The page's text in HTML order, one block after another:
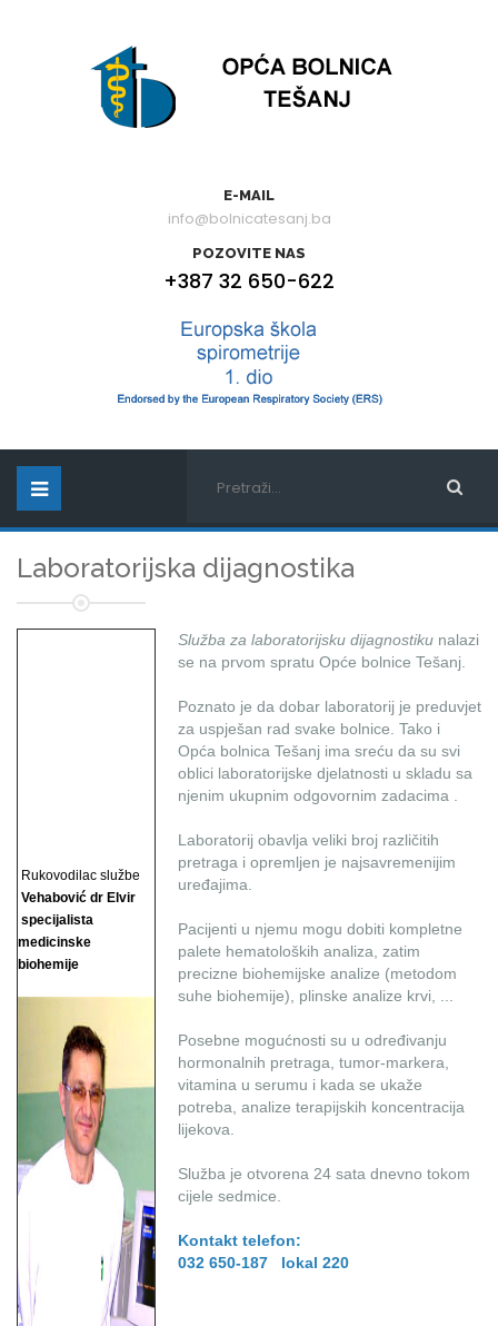
E-MAIL
info@bolnicatesanj.ba
POZOVITE NAS
+387 32 650-622
Laboratorijska dijagnostika
Rukovodilac službe
Vehabović dr Elvir
specijalista
medicinske
biohemije
Služba za laboratorijsku dijagnostiku nalazi
se na prvom spratu Opće bolnice Tešanj.
Poznato je da dobar laboratorij je preduvjet
za uspješan rad svake bolnice. Tako i
Opća bolnica Tešanj ima sreću da su svi
oblici laboratorijske djelatnosti u skladu sa
njenim ukupnim odgovornim zadacima .
Laboratorij obavlja veliki broj različitih
pretraga i opremljen je najsavremenijim
uređajima.
Pacijenti u njemu mogu dobiti kompletne
palete hematoloških analiza, zatim
precizne biohemijske analize (metodom
suhe biohemije), plinske analize krvi, ...
Posebne mogućnosti su u određivanju
hormonalnih pretraga, tumor-markera,
vitamina u serumu i kada se ukaže
potreba, analize terapijskih koncentracija
lijekova.
Služba je otvorena 24 sata dnevno tokom
cijele sedmice.
Kontakt telefon:
032 650-187 lokal 220